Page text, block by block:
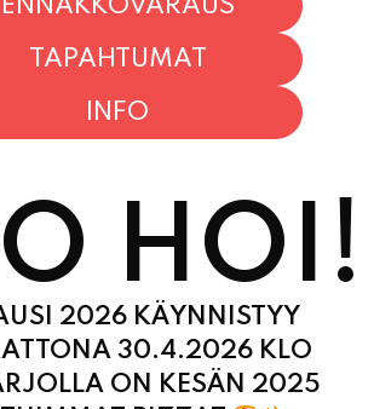
INFO
HOI!
2026 KÄYNNISTYY
30.4.2026 KLO
ON KESÄN 2025
PIZZAT
TERVETULOA!
KÄTEVÄSTI